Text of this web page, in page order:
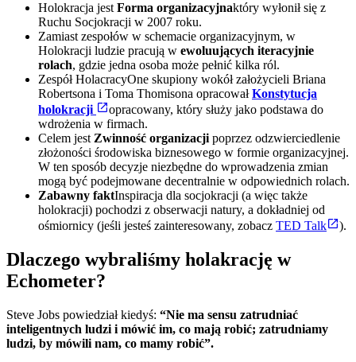
Holokracja jest Forma organizacyjnaktóry wyłonił się z
Ruchu Socjokracji w 2007 roku.
Zamiast zespołów w schemacie organizacyjnym, w
Holokracji ludzie pracują w ewoluujących iteracyjnie
rolach, gdzie jedna osoba może pełnić kilka ról.
Zespół HolacracyOne skupiony wokół założycieli Briana
Robertsona i Toma Thomisona opracowałKonstytucja
holokracji
opracowany, który służy jako podstawa do
wdrożenia w firmach.
Celem jest Zwinność organizacji poprzez odzwierciedlenie
złożoności środowiska biznesowego w formie organizacyjnej.
W ten sposób decyzje niezbędne do wprowadzenia zmian
mogą być podejmowane decentralnie w odpowiednich rolach.
Zabawny faktInspiracja dla socjokracji (a więc także
holokracji) pochodzi z obserwacji natury, a dokładniej od
ośmiornicy (jeśli jesteś zainteresowany, zobacz TED Talk ).
Dlaczego wybraliśmy holakrację w
Echometer?
Steve Jobs powiedział kiedyś: “Nie ma sensu zatrudniać
inteligentnych ludzi i mówić im, co mają robić; zatrudniamy
ludzi, by mówili nam, co mamy robić”.